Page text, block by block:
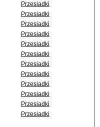
Przesiadki
Przesiadki
Przesiadki
Przesiadki
Przesiadki
Przesiadki
Przesiadki
Przesiadki
Przesiadki
Przesiadki
Przesiadki
Przesiadki